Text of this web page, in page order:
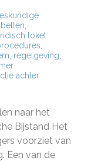
loket
regelgeving
achterop
Loket
Gratis
voor
Deskundig
Advies
naar het
Bijstand Het
voorziet van
Een van de